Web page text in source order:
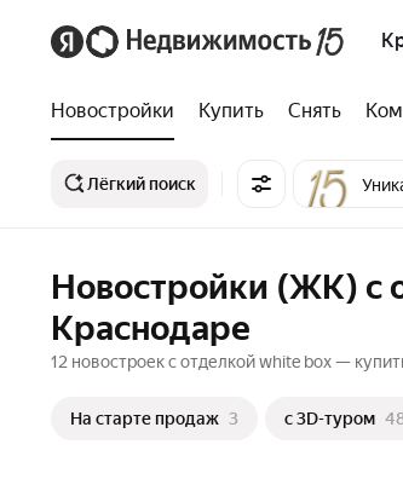
Новостройки Купить Снять
Лёгкий поиск
Новостройки (ЖК) с
Краснодаре
12 новостроек с отделкой white box —
На старте продаж 3 c 3D-туром